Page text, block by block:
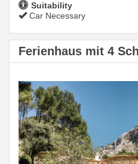
Suitability
Car Necessary
Ferienhaus mit 4